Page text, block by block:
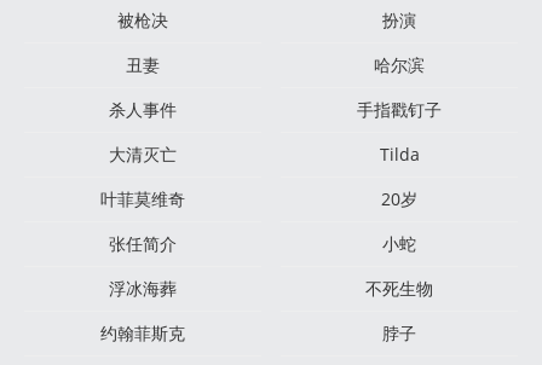
被枪决
扮演
丑妻
哈尔滨
杀人事件
手指戳钉子
大清灭亡
Tilda
叶菲莫维奇
20岁
张任简介
小蛇
浮冰海葬
不死生物
约翰菲斯克
脖子